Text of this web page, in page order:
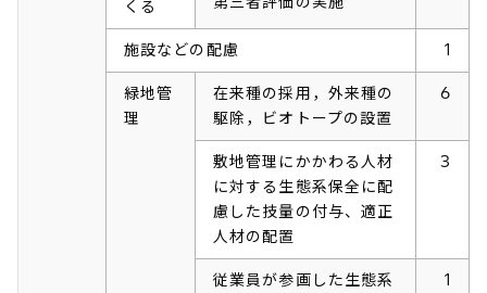
くる
施設などの配慮 1
緑地管
理
在来種の採用，外来種の
駆除，ビオトープの設置
6
敷地管理にかかわる人材
に対する生態系保全に配
慮した技量の付与、適正
人材の配置
3
従業員が参画した生態系
1